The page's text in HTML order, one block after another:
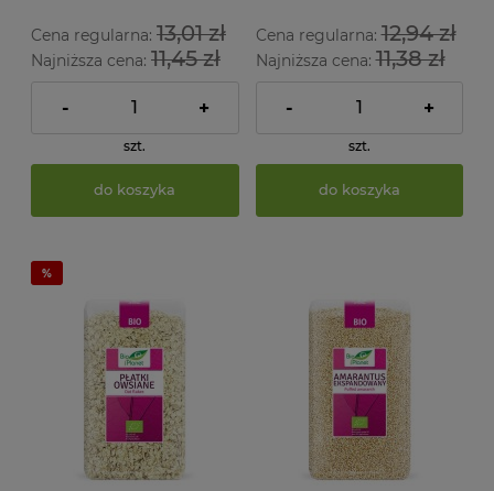
Cena regularna: 13,01 zł
Najniższa cena: 11,45 zł
- +
szt.
do koszyka
Cena regularna:12,94 zł
Najniższa cena:11,38 zł
- +
szt.
do koszyka